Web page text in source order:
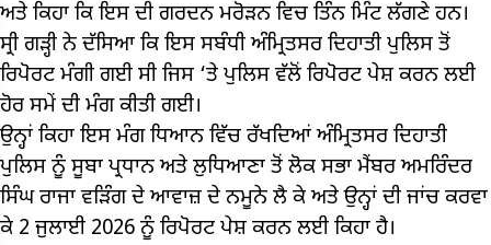
ਅਤੇ ਕਿਹਾ ਕਿ ਇਸ ਦੀ ਗਰਦਨ ਮਰੋੜਨ ਵਿਚ ਤਿੰਨ ਮਿੰਟ ਲੱਗਣੇ ਹਨ।
ਸ੍ਰੀ ਗੜ੍ਹੀ ਨੇ ਦੱਸਿਆ ਕਿ ਇਸ ਸਬੰਧੀ ਅੰਮ੍ਰਿਤਸਰ ਦਿਹਾਤੀ ਪੁਲਿਸ ਤੋਂ
ਰਿਪੋਰਟ ਮੰਗੀ ਗਈ ਸੀ ਜਿਸ ‘ਤੇ ਪੁਲਿਸ ਵੱਲੋਂ ਰਿਪੋਰਟ ਪੇਸ਼ ਕਰਨ ਲਈ
ਹੋਰ ਸਮੇਂ ਦੀ ਮੰਗ ਕੀਤੀ ਗਈ।
ਉਨ੍ਹਾਂ ਕਿਹਾ ਇਸ ਮੰਗ ਧਿਆਨ ਵਿੱਚ ਰੱਖਦਿਆਂ ਅੰਮ੍ਰਿਤਸਰ ਦਿਹਾਤੀ
ਪੁਲਿਸ ਨੂੰ ਸੂਬਾ ਪ੍ਰਧਾਨ ਅਤੇ ਲੁਧਿਆਣਾ ਤੋਂ ਲੋਕ ਸਭਾ ਮੈਂਬਰ ਅਮਰਿੰਦਰ
ਸਿੰਘ ਰਾਜਾ ਵੜਿੰਗ ਦੇ ਆਵਾਜ਼ ਦੇ ਨਮੂਨੇ ਲੈ ਕੇ ਅਤੇ ਉਨ੍ਹਾਂ ਦੀ ਜਾਂਚ ਕਰਵਾ
ਕੇ 2 ਜੁਲਾਈ 2026 ਨੂੰ ਰਿਪੋਰਟ ਪੇਸ਼ ਕਰਨ ਲਈ ਕਿਹਾ ਹੈ।